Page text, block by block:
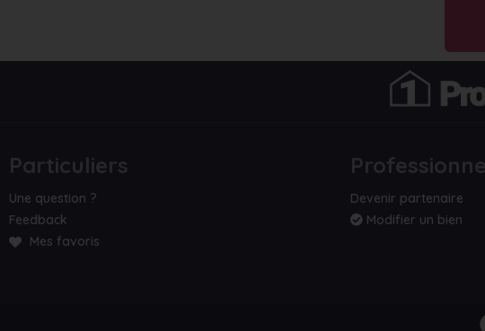
Particuliers
Une question ?
Feedback
Mes favoris
Devenir partenaire
Modifier un bien